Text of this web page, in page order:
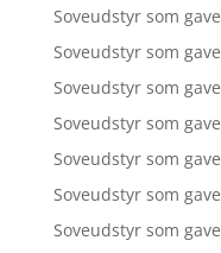
Soveudstyr som gave
Soveudstyr som gave
Soveudstyr som gave
Soveudstyr som gave
Soveudstyr som gave
Soveudstyr som gave
Soveudstyr som gave